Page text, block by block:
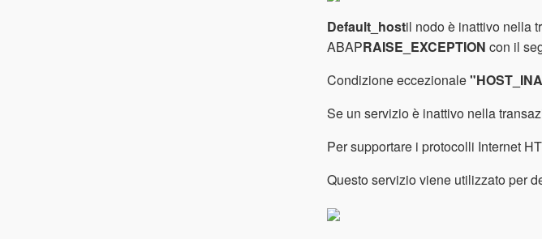
Default_hostil nodo è inattivo nella
ABAPRAISE_EXCEPTION con il
Condizione eccezionale
Se un servizio è inattivo nella
Per supportare i protocolli Internet
Questo servizio viene utilizzato per